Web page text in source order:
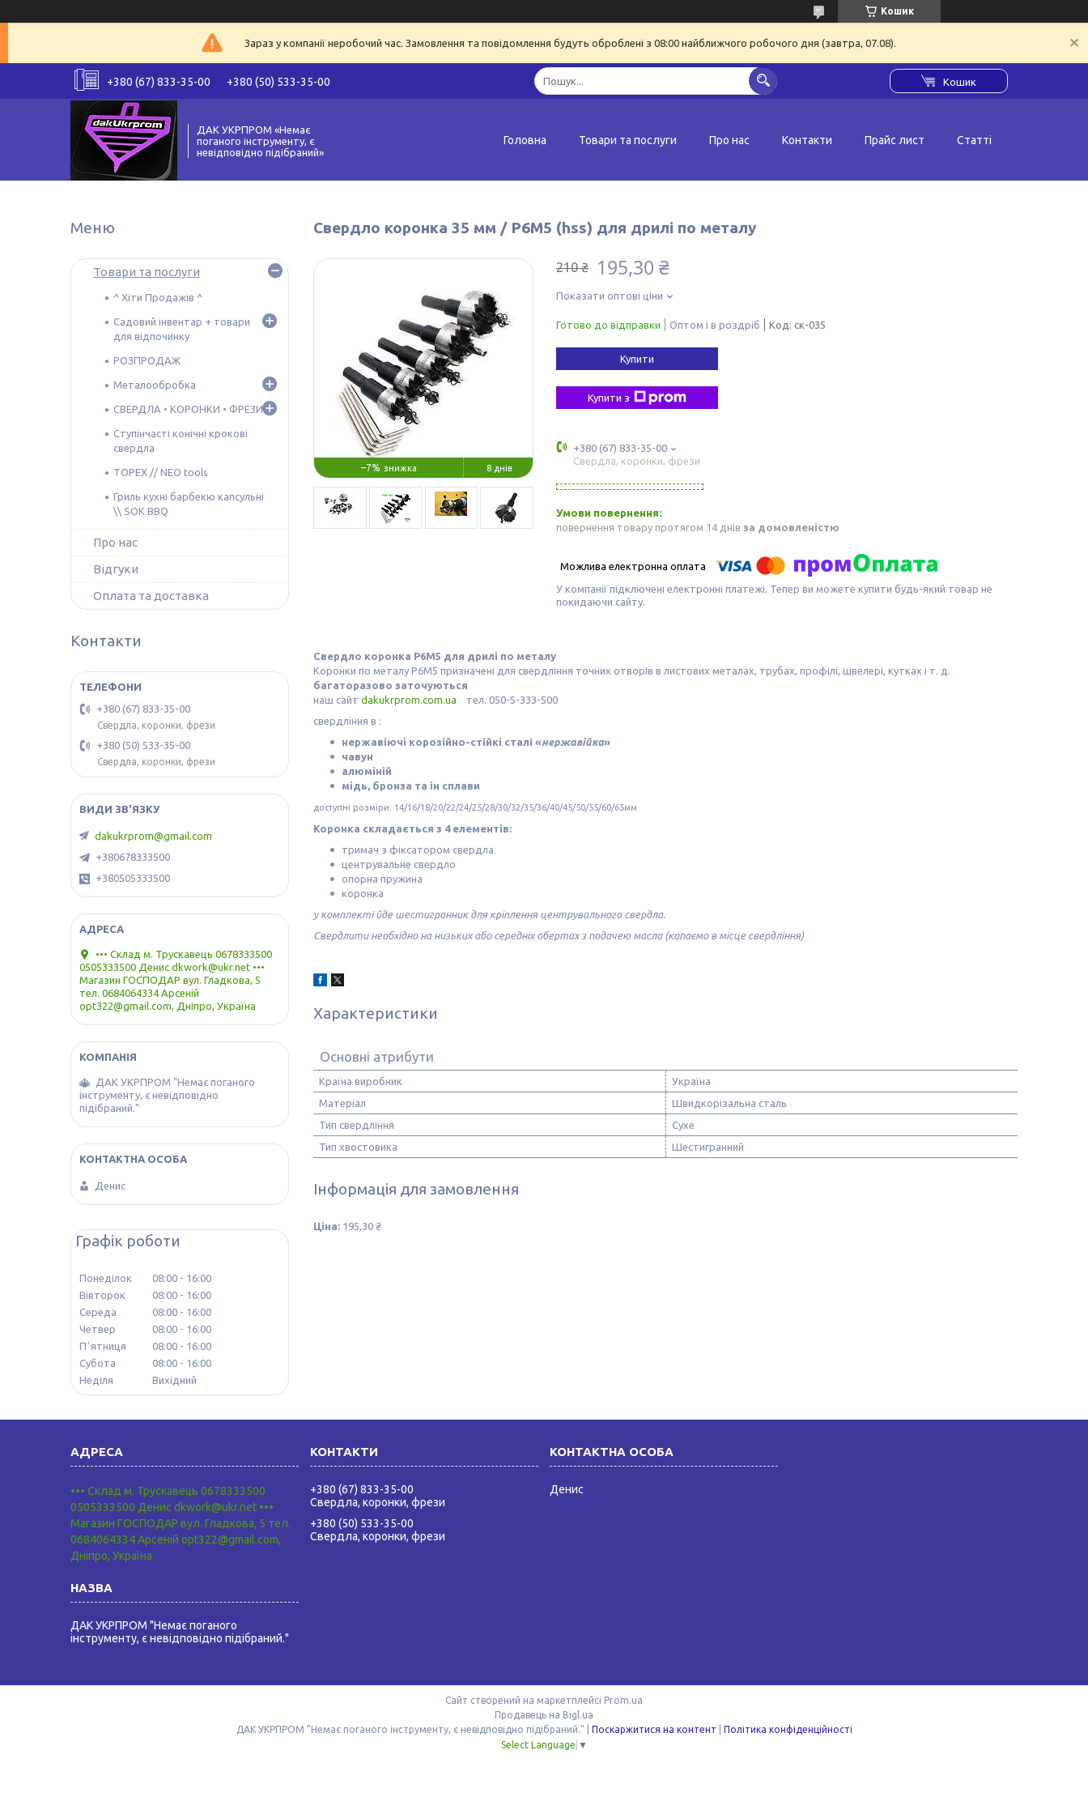
Кошик
Зараз у компанії неробочий час. Замовлення та повідомлення будуть оброблені з 08:00 найближчого робочого дня (завтра, 07.08).
+380 (67) 833-35-00 +380 (50) 533-35-00 Кошик
ДАК УКРПРОМ «Немає
поганого інструменту, є
невідповідно підібраний»
Головна Товари та послуги Про нас Контакти Прайс лист Статті
Свердло коронка 35 мм / Р6М5 (hss) для дрилі по металу
–7% 8 днів
210 ₴ 195,30 ₴
Показати оптові ціни
Готово до відправки Оптом і в роздріб Код: ск-035
Купити
Купити з
+380 (67) 833-35-00
Свердла, коронки, фрези
повернення товару протягом 14 днів за домовленістю
У компанії підключені електронні платежі. Тепер ви можете купити будь-який товар не
покидаючи сайту.
Свердло коронка Р6М5 для дрилі по металу
Коронки по металу Р6М5 призначені для свердління точних отворів в листових металах, трубах, профілі, швелері, кутках і т. д.
багаторазово заточуються
наш сайт dakukrprom.com.ua тел. 050-5-333-500
свердління в :
нержавіючі корозійно-стійкі сталі «нержавійка»
чавун
алюміній
мідь, бронза та ін сплави
доступні розміри: 14/16/18/20/22/24/25/28/30/32/35/36/40/45/50/55/60/65мм
Коронка складається з 4 елементів:
тримач з фіксатором свердла
центрувальне свердло
опорна пружина
коронка
у комплекті йде шестигранник для кріплення центрувального свердла.
Свердлити необхідно на низьких або середніх обертах з подачею масла (капаємо в місце свердління)
Характеристики
Основні атрибути
Країна виробник
Україна
Матеріал
Швидкорізальна сталь
Тип свердління
Сухе
Тип хвостовика
Шестигранний
Інформація для замовлення
Ціна: 195,30 ₴
Товари та послуги
^ Хіти Продажів ^
Садовий інвентар + товари
для відпочинку
РОЗПРОДАЖ
Металообробка
СВЕРДЛА • КОРОНКИ • ФРЕЗИ
Ступінчасті конічні крокові
свердла
TOPEX // NEO tools
Гриль кухні барбекю капсульні
\\ SOK BBQ
Про нас
Відгуки
Оплата та доставка
Контакти
+380 (67) 833-35-00
Свердла, коронки, фрези
+380 (50) 533-35-00
Свердла, коронки, фрези
dakukrprom@gmail.com
+380678333500
+380505333500
••• Склад м. Трускавець 0678333500
0505333500 Денис dkwork@ukr.net •••
Магазин ГОСПОДАР вул. Гладкова, 5
тел. 0684064334 Арсеній
opt322@gmail.com, Дніпро, Україна
ДАК УКРПРОМ "Немає поганого
інструменту, є невідповідно
підібраний."
Денис
Графік роботи
Понеділок 08:00
16:00
Вівторок
08:00
16:00
Середа
08:00
16:00
Четвер
08:00
16:00
Пʼятниця
08:00
16:00
Субота
08:00
16:00
Неділя
Вихідний
••• Склад м. Трускавець 0678333500
0505333500 Денис dkwork@ukr.net •••
Магазин ГОСПОДАР вул. Гладкова, 5 тел.
0684064334 Арсеній opt322@gmail.com,
Дніпро, Україна
ДАК УКРПРОМ "Немає поганого
інструменту, є невідповідно підібраний."
+380 (67) 833-35-00
Свердла, коронки, фрези
+380 (50) 533-35-00
Свердла, коронки, фрези
Денис
Сайт створений на маркетплейсі Prom.ua
Продавець на Bigl.ua
Поскаржитися на контент
Політика конфіденційності
Select Language ▼